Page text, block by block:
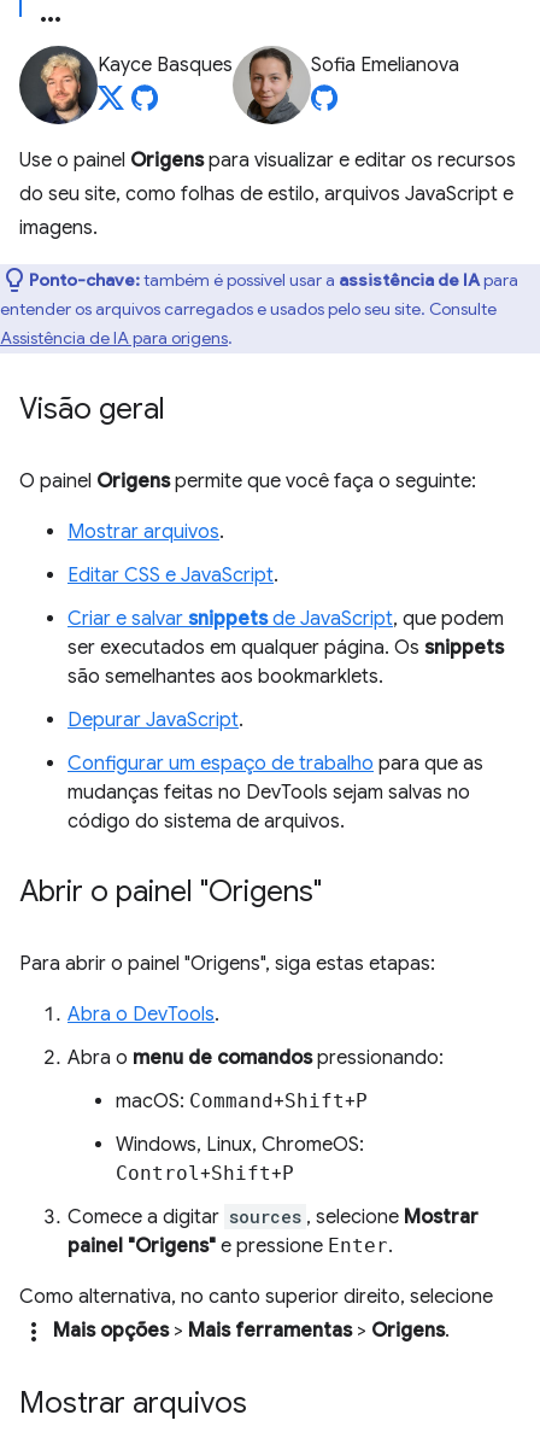
Kayce Basques Sofia Emelianova
Use o painel Origenspara visualizar e editar os recursos
do seu site, como folhas de estilo, arquivos JavaScript e
imagens.
Ponto-chave:também é possível usar a assistência de IApara
entender os arquivos carregados e usados pelo seu site. Consulte
Assistência de IA para origens.
Visão geral
O painel Origenspermite que você faça o seguinte:
Mostrar arquivos.
Editar CSS e JavaScript.
Criar e salvar snippetsde JavaScript, que podem
ser executados em qualquer página. Os snippets
são semelhantes aos bookmarklets.
Depurar JavaScript.
Configurar um espaço de trabalho para que as
mudanças feitas no DevTools sejam salvas no
código do sistema de arquivos.
Abrir o painel "Origens"
Para abrir o painel "Origens", siga estas etapas:
Abra o DevTools.
Abra o menu de comandospressionando:
macOS: Command+Shift+P
Windows, Linux, ChromeOS:
Control+Shift+P
Comece a digitar sources , selecione Mostrar
painel "Origens" e pressione Enter.
Como alternativa, no canto superior direito, selecione
more_vert Mais opções> Mais ferramentas> Origens.
Mostrar arquivos